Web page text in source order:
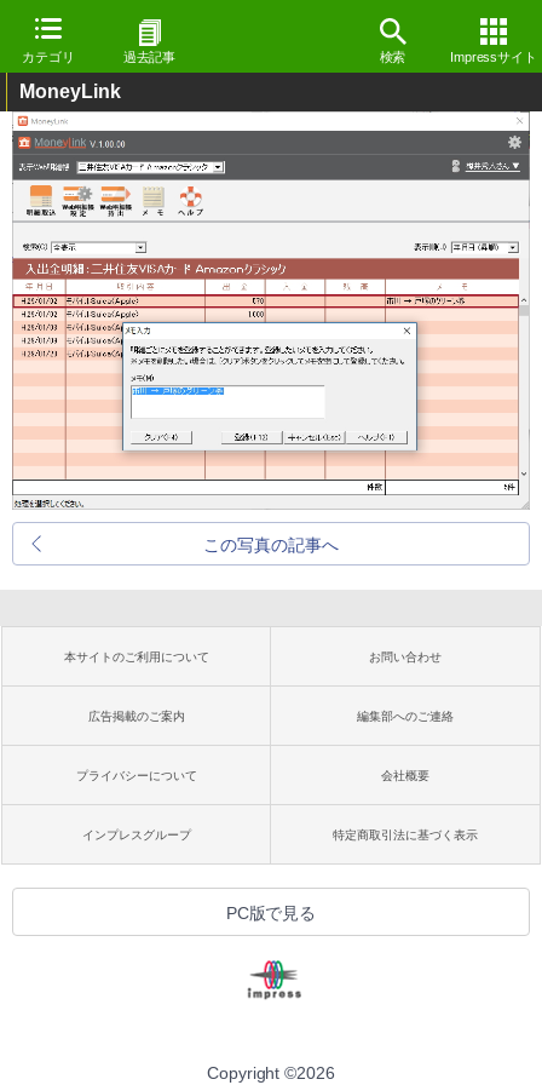
カテゴリ 過去記事 検索 Impressサイト
MoneyLink
この写真の記事へ
本サイトのご利用について お問い合わせ
広告掲載のご案内 編集部へのご連絡
プライバシーについて 会社概要
インプレスグループ 特定商取引法に基づく表示
PC版で見る
Copyright ©2026